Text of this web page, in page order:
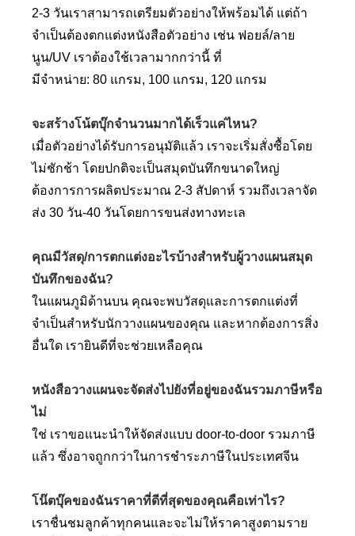
2-3 วันเราสามารถเตรียมตัวอย่างให้พร้อมได้ แต่ถ้า
จำเป็นต้องตกแต่งหนังสือตัวอย่าง เช่น ฟอยล์/ลาย
นูน/UV เราต้องใช้เวลามากกว่านี้ ที่
มีจำหน่าย: 80 แกรม, 100 แกรม, 120 แกรม
จะสร้างโน้ตบุ๊กจำนวนมากได้เร็วแค่ไหน?
เมื่อตัวอย่างได้รับการอนุมัติแล้ว เราจะเริ่มสั่งซื้อโดย
ไม่ชักช้า โดยปกติจะเป็นสมุดบันทึกขนาดใหญ่
ต้องการการผลิตประมาณ 2-3 สัปดาห์ รวมถึงเวลาจัด
ส่ง 30 วัน-40 วันโดยการขนส่งทางทะเล
คุณมีวัสดุ/การตกแต่งอะไรบ้างสำหรับผู้วางแผนสมุด
บันทึกของฉัน?
ในแผนภูมิด้านบน คุณจะพบวัสดุและการตกแต่งที่
จำเป็นสำหรับนักวางแผนของคุณ และหากต้องการสิ่ง
อื่นใด เรายินดีที่จะช่วยเหลือคุณ
หนังสือวางแผนจะจัดส่งไปยังที่อยู่ของฉันรวมภาษีหรือ
ไม่
ใช่ เราขอแนะนำให้จัดส่งแบบ door-to-door รวมภาษี
แล้ว ซึ่งอาจถูกกว่าในการชำระภาษีในประเทศจีน
โน๊ตบุ๊คของฉันราคาที่ดีที่สุดของคุณคือเท่าไร?
เราชื่นชมลูกค้าทุกคนและจะไม่ให้ราคาสูงตามราย